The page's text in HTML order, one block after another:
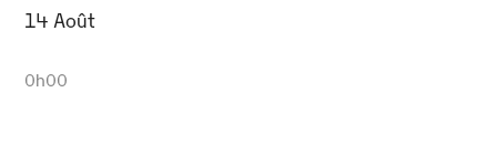
14 Août
0h00